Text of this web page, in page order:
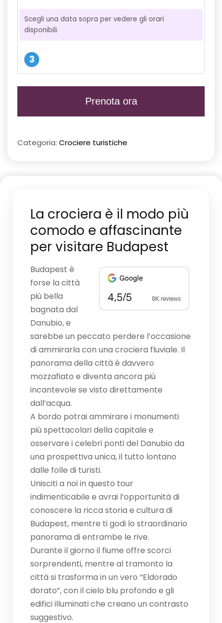
Scegli una data sopra per vedere gli orari
disponibili.
Prenota ora
Categoria: Crociere turistiche
La crociera è il modo più
comodo e affascinante
per visitare Budapest
Budapest è
forse la città
più bella
bagnata dal
Danubio, e
sarebbe un peccato perdere l’occasione
di ammirarla con una crociera fluviale. Il
panorama della città è davvero
mozzafiato e diventa ancora più
incantevole se visto direttamente
dall’acqua.
A bordo potrai ammirare i monumenti
più spettacolari della capitale e
osservare i celebri ponti del Danubio da
una prospettiva unica, il tutto lontano
dalle folle di turisti.
Unisciti a noi in questo tour
indimenticabile e avrai l’opportunità di
conoscere la ricca storia e cultura di
Budapest, mentre ti godi lo straordinario
panorama di entrambe le rive.
Durante il giorno il fiume offre scorci
sorprendenti, mentre al tramonto la
città si trasforma in un vero “Eldorado
dorato”, con il cielo blu profondo e gli
edifici illuminati che creano un contrasto
suggestivo.